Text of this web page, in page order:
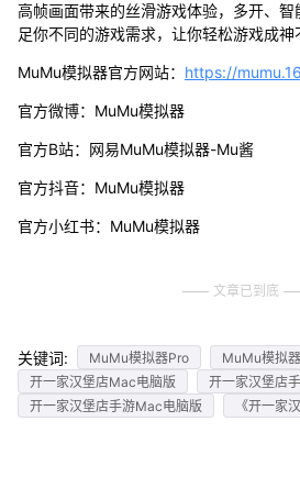
高帧画面带来的丝滑游戏体验，多开、
足你不同的游戏需求，让你轻松游戏成神
MuMu模拟器官方网站： https://
官方微博：MuMu模拟器
官方B站：网易MuMu模拟器-Mu酱
官方抖音：MuMu模拟器
官方小红书：MuMu模拟器
文章已到底
关键词: MuMu模拟器Pro MuMu模拟
开一家汉堡店Mac电脑版
开一家汉堡店
开一家汉堡店手游Mac电脑版
《开一家